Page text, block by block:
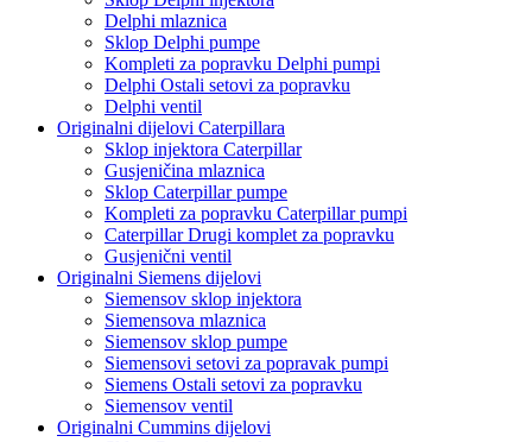
Delphi mlaznica
Sklop Delphi pumpe
Kompleti za popravku Delphi pumpi
Delphi Ostali setovi za popravku
Delphi ventil
Originalni dijelovi Caterpillara
Sklop injektora Caterpillar
Gusjeničina mlaznica
Sklop Caterpillar pumpe
Kompleti za popravku Caterpillar pumpi
Caterpillar Drugi komplet za popravku
Gusjenični ventil
Originalni Siemens dijelovi
Siemensov sklop injektora
Siemensova mlaznica
Siemensov sklop pumpe
Siemensovi setovi za popravak pumpi
Siemens Ostali setovi za popravku
Siemensov ventil
Originalni Cummins dijelovi